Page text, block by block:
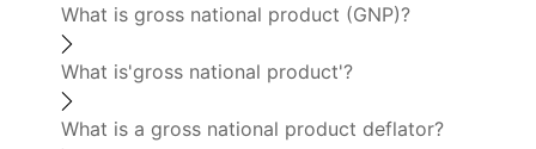
What is gross national product (GNP)?
What is'gross national product'?
What is a gross national product deflator?